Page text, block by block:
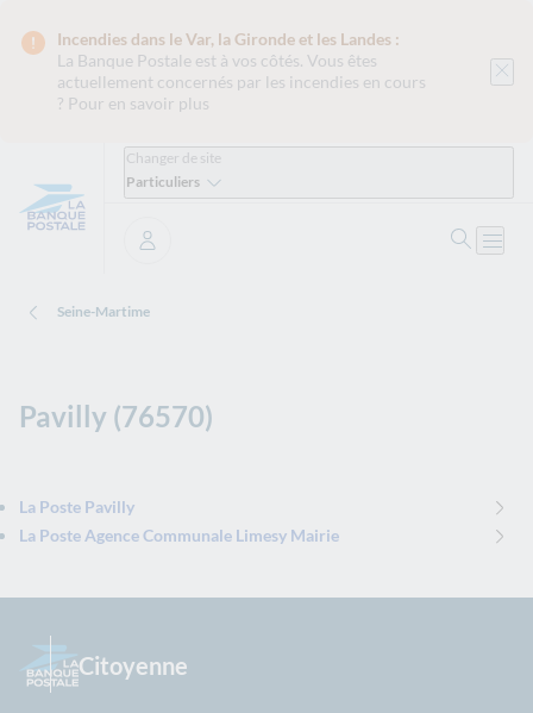
Incendies dans le Var, la Gironde et les Landes :
La Banque Postale est à vos côtés. Vous êtes
actuellement concernés par les incendies en cours
? Pour en savoir plus
Changer de site
Particuliers
Se connecter
Seine-Martime
Pavilly (76570)
La Poste Pavilly
La Poste Agence Communale Limesy Mairie
Citoyenne